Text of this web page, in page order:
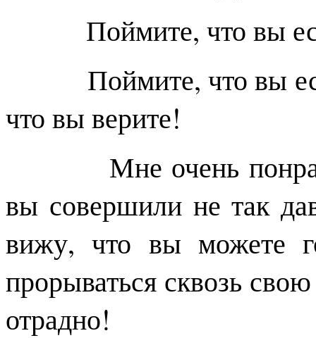
Поймите, что вы есть
Поймите, что вы есть
что вы верите!
Мне очень
вы совершили не так
вижу, что вы можете
прорываться сквозь
отрадно!